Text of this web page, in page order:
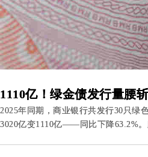
1110亿！绿金债发行量腰
2025年同期，商业银行共发行30只绿色金
3020亿变1110亿——同比下降63.2%